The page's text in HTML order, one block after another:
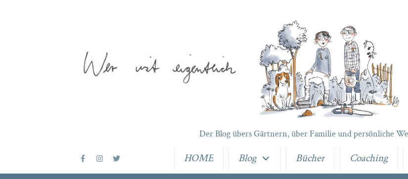
Der Blog übers Gärtnern, über Familie und persönliche
HOME Blog Bücher Coaching